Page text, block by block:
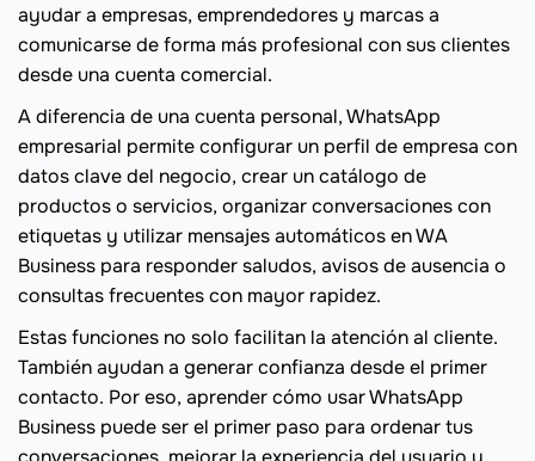
ayudar a empresas, emprendedores y marcas a
comunicarse de forma más profesional con sus clientes
desde una cuenta comercial.
A diferencia de una cuenta personal, WhatsApp
empresarial permite configurar un perfil de empresa con
datos clave del negocio, crear un catálogo de
productos o servicios, organizar conversaciones con
etiquetas y utilizar mensajes automáticos en WA
Business para responder saludos, avisos de ausencia o
consultas frecuentes con mayor rapidez.
Estas funciones no solo facilitan la atención al cliente.
También ayudan a generar confianza desde el primer
contacto. Por eso, aprender cómo usar WhatsApp
Business puede ser el primer paso para ordenar tus